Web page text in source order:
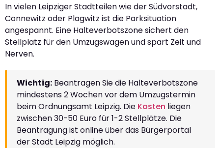
In vielen Leipziger Stadtteilen wie der Südvorstadt,
Connewitz oder Plagwitz ist die Parksituation
angespannt. Eine Halteverbotszone sichert den
Stellplatz für den Umzugswagen und spart Zeit und
Nerven.
Wichtig: Beantragen Sie die Halteverbotszone
mindestens 2 Wochen vor dem Umzugstermin
beim Ordnungsamt Leipzig. Die Kosten liegen
zwischen 30-50 Euro für 1-2 Stellplätze. Die
Beantragung ist online über das Bürgerportal
der Stadt Leipzig möglich.